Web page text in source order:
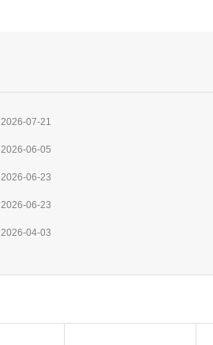
2026-07-21
2026-06-05
2026-06-23
2026-06-23
2026-04-03